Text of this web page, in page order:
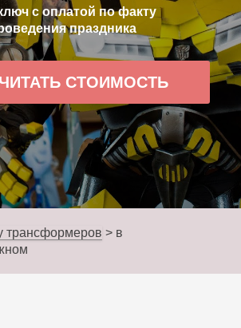
с оплатой по факту
праздника
СТОИМОСТЬ
трансформеров > в